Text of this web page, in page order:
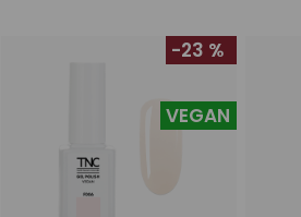
VEGAN
-23 %